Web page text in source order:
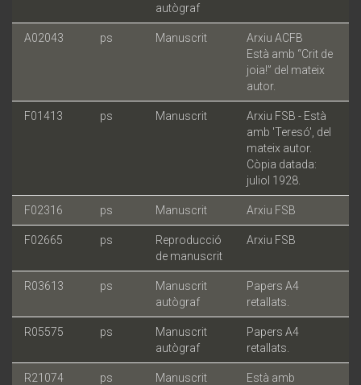
autògraf
A02043 ps Manuscrit
Arxiu ACFB
Està amb “Crit de
joia!” del mateix
autor.
F01413 ps Manuscrit
Arxiu FSB - Està
amb 'Teresó', del
mateix autor.
Còpia datada:
juliol 1928.
F02316 ps Manuscrit Arxiu FSB
F02665 ps
Reproducció
de manuscrit
Arxiu FSB
R03613 ps
Manuscrit
autògraf
Papers A4
retallats.
R05575 ps
Manuscrit
autògraf
Papers A4
retallats.
R21074 ps Manuscrit
Està amb